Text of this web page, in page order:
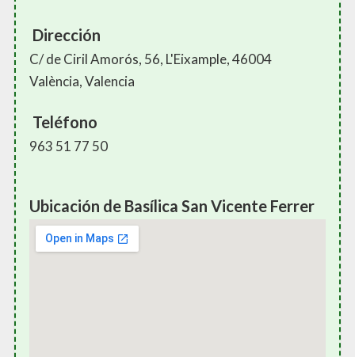
Dirección
C/ de Ciril Amorós, 56, L'Eixample, 46004
València, Valencia
Teléfono
963 51 77 50
Ubicación de Basílica San Vicente Ferrer